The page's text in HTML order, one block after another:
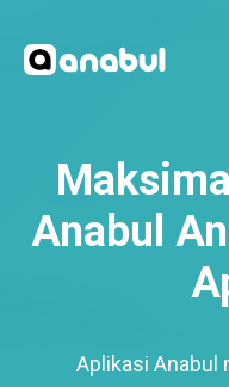
Anabul
Aplikasi Anabul